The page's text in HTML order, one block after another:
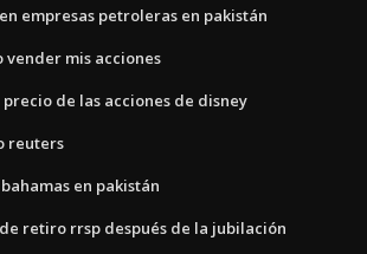
empresas petroleras en pakistán
vender mis acciones
de las acciones de disney
reuters
en pakistán
retiro rrsp después de la jubilación